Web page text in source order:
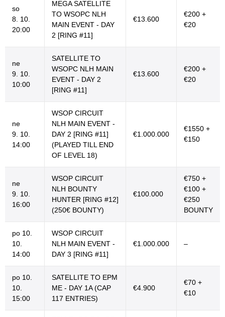
so
8. 10.
20:00
MEGA SATELLITE
TO WSOPC NLH
MAIN EVENT - DAY
2 [RING #11]
€13.600
€200 +
€20
ne
9. 10.
10:00
SATELLITE TO
WSOPC NLH MAIN
EVENT - DAY 2
[RING #11]
€13.600
€200 +
€20
ne
9. 10.
14:00
WSOP CIRCUIT
NLH MAIN EVENT -
DAY 2 [RING #11]
(PLAYED TILL END
OF LEVEL 18)
€1.000.000
€1550 +
€150
ne
9. 10.
16:00
WSOP CIRCUIT
NLH BOUNTY
HUNTER [RING #12]
(250€ BOUNTY)
€100.000
€750 +
€100 +
€250
BOUNTY
po 10.
10.
14:00
WSOP CIRCUIT
NLH MAIN EVENT -
DAY 3 [RING #11]
€1.000.000 –
po 10.
10.
15:00
SATELLITE TO EPM
ME - DAY 1A (CAP
117 ENTRIES)
€4.900
€70 +
€10